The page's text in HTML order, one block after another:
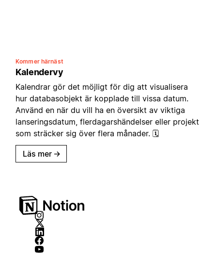
Kommer härnäst
Kalendervy
Kalendrar gör det möjligt för dig att visualisera
hur databasobjekt är kopplade till vissa datum.
Använd en när du vill ha en översikt av viktiga
lanseringsdatum, flerdagarshändelser eller projekt
som sträcker sig över flera månader. 🗓️
Läs mer →